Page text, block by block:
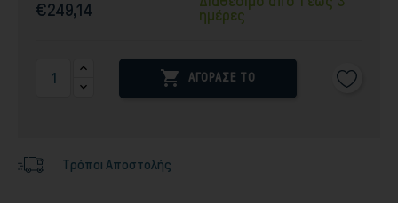
€249,14
ημέρες
 ΑΓΟΡΑΣΕ ΤΟ
Τρόποι Αποστολής